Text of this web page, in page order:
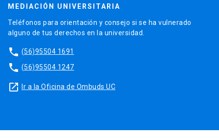
MEDIACIÓN UNIVERSITARIA
Teléfonos para orientación y consejo si se ha vulnerado
alguno de tus derechos en la universidad.
phone (56)95504 1691
phone (56)95504 1247
launch Ir a la Oficina de Ombuds UC